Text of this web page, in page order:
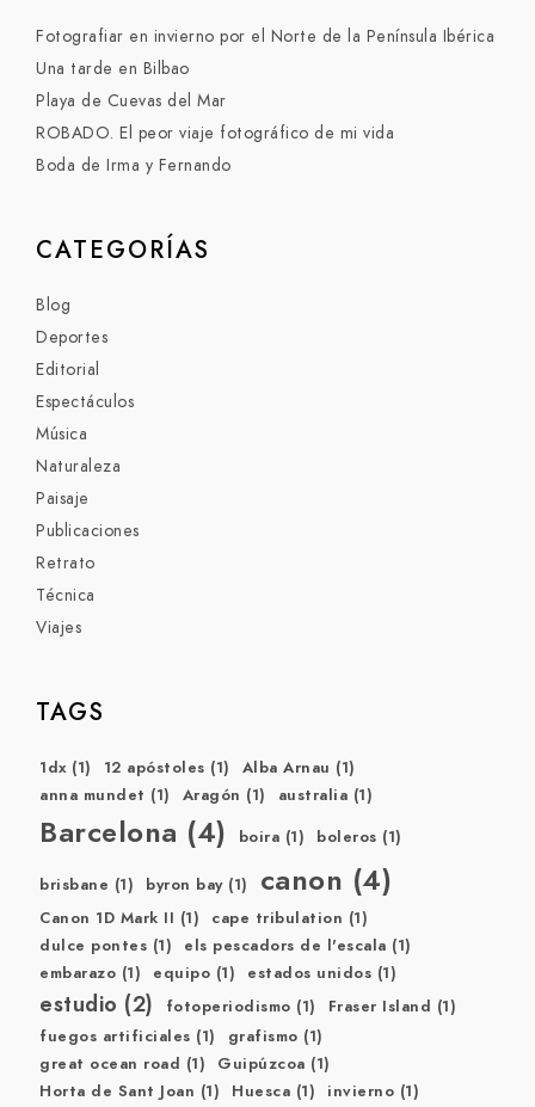
Fotografiar en invierno por el Norte de la Península Ibérica
Una tarde en Bilbao
Playa de Cuevas del Mar
ROBADO. El peor viaje fotográfico de mi vida
Boda de Irma y Fernando
CATEGORÍAS
Blog
Deportes
Editorial
Espectáculos
Música
Naturaleza
Paisaje
Publicaciones
Retrato
Técnica
Viajes
TAGS
1dx(1) 12 apóstoles (1) Alba Arnau (1)
anna mundet (1) Aragón (1) australia (1)
Barcelona (4) boira (1) boleros (1)
brisbane (1) byron bay(1) canon (4)
Canon 1D Mark II (1) cape tribulation (1)
dulce pontes (1) els pescadors de l'escala (1)
embarazo (1) equipo (1) estados unidos (1)
estudio (2) fotoperiodismo (1) Fraser Island (1)
fuegos artificiales (1) grafismo (1)
great ocean road (1) Guipúzcoa (1)
Horta de Sant Joan (1) Huesca (1) invierno (1)